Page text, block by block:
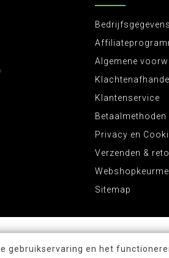
Bedrijfsgegevens
Algemene
Klantenservice
Betaalmethoden
Privacy en
Verzenden &
Sitemap
gebruikservaring en het